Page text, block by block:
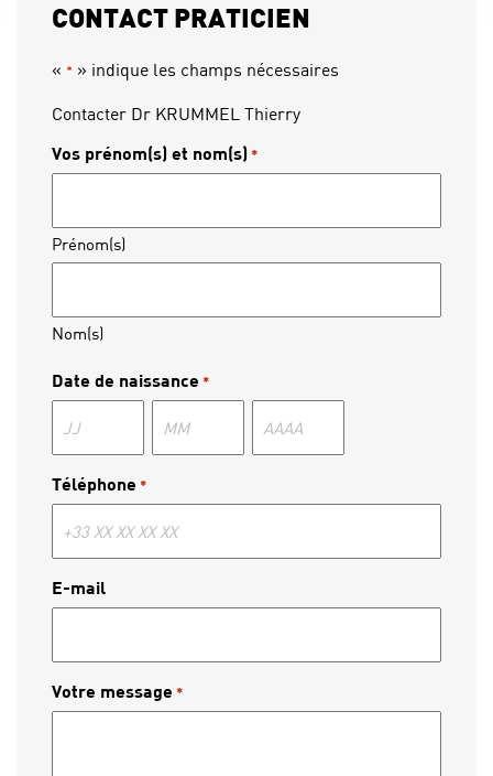
CONTACT PRATICIEN
« * » indique les champs nécessaires
Contacter Dr KRUMMEL Thierry
Vos prénom(s) et nom(s) *
Prénom(s)
Nom(s)
Date de naissance *
Jour Mois Année
Téléphone *
E-mail
Votre message *